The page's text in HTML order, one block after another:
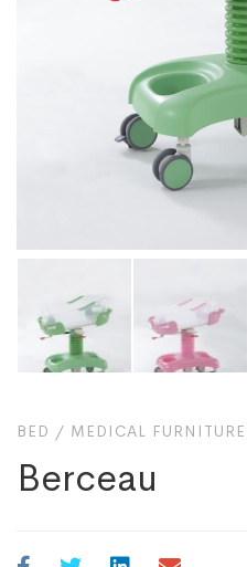
BED / MEDICAL FURNITURE
Berceau